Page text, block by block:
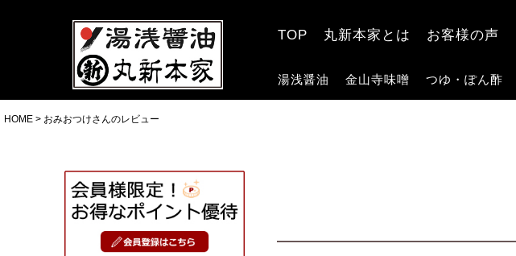
TOP 丸新本家とは お客様の声
湯浅醤油 金山寺味噌 つゆ・ぽん酢
HOME おみおつけさんのレビュー